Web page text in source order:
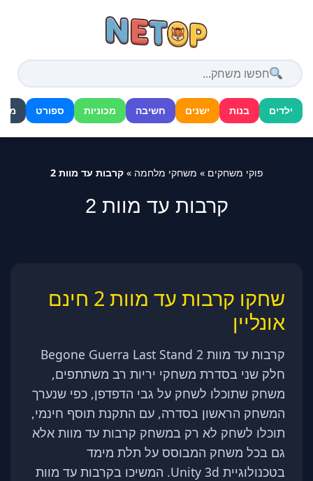
ילדים בנות ישנים חשיבה מכוניות ספורט
פוקי משחקים » משחקי מלחמה »קרבות עד מוות 2
קרבות עד מוות 2
שחקו קרבות עד מוות 2 חינם
אונליין
קרבות עד מוות 2 Begone Guerra Last Stand
חלק שני בסדרת משחקי יריות רב משתתפים,
משחק שתוכלו לשחק על גבי הדפדפן, כפי שנערך
המשחק הראשון בסדרה, עם התקנת תוסף חינמי,
תוכלו לשחק לא רק במשחק קרבות עד מוות אלא
גם בכל משחק המבוסס על תלת מימד
בטכנולוגיית Unity 3d. המשיכו בקרבות עד מוות